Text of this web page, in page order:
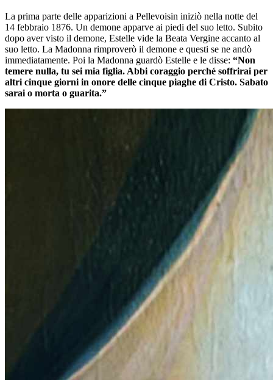
La prima parte delle apparizioni a Pellevoisin iniziò nella notte del
14 febbraio 1876. Un demone apparve ai piedi del suo letto. Subito
dopo aver visto il demone, Estelle vide la Beata Vergine accanto al
suo letto. La Madonna rimproverò il demone e questi se ne andò
immediatamente. Poi la Madonna guardò Estelle e le disse: “Non
temere nulla, tu sei mia figlia. Abbi coraggio perché soffrirai per
altri cinque giorni in onore delle cinque piaghe di Cristo. Sabato
sarai o morta o guarita.”